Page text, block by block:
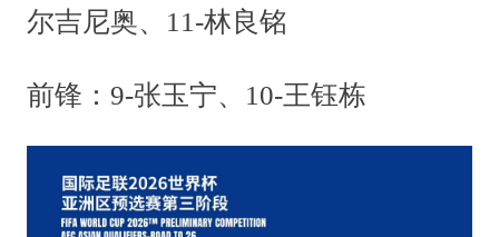
尔吉尼奥、11-林良铭
前锋：9-张玉宁、10-王钰栋